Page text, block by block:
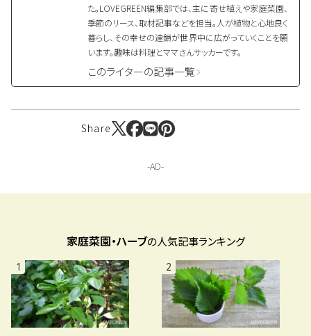
た。LOVEGREEN編集部では、主に寄せ植えや家庭菜園、
季節のリース、取材記事などを担当。人が植物と心地良く
暮らし、その幸せの連鎖が世界中に広がっていくことを願
います。趣味は料理とママさんサッカーです。
このライターの記事一覧
Share
家庭菜園・ハーブの人気記事ランキング
1 2